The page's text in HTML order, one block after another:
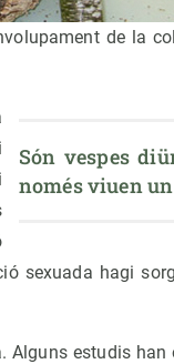
de la
Són vespes
només viuen
sexuada hagi
estudis